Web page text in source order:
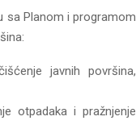
sa Planom i programom
javnih površina,
otpadaka i pražnjenje